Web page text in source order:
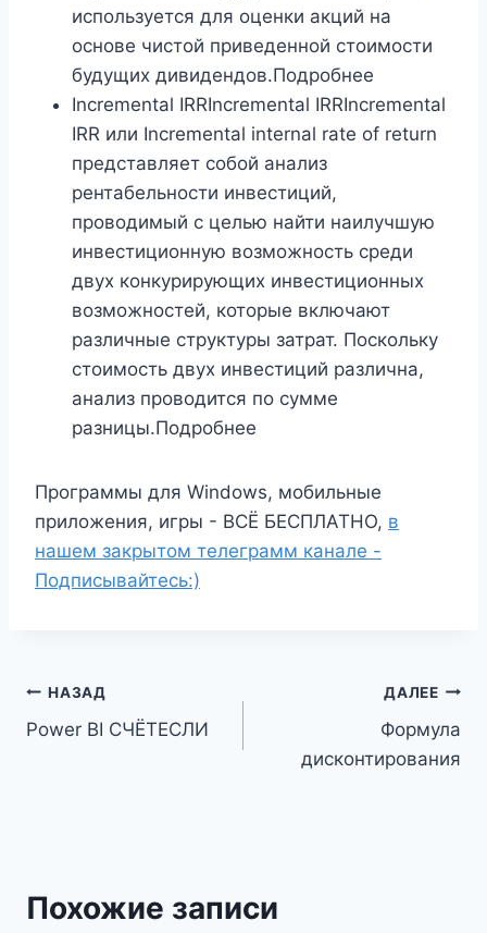
используется для оценки акций на
основе чистой приведенной стоимости
будущих дивидендов.Подробнее
Incremental IRRIncremental IRRIncremental
IRR или Incremental internal rate of return
представляет собой анализ
рентабельности инвестиций,
проводимый с целью найти наилучшую
инвестиционную возможность среди
двух конкурирующих инвестиционных
возможностей, которые включают
различные структуры затрат. Поскольку
стоимость двух инвестиций различна,
анализ проводится по сумме
разницы.Подробнее
Программы для Windows, мобильные
приложения, игры - ВСЁ БЕСПЛАТНО, в
нашем закрытом телеграмм канале -
Подписывайтесь:)
Навигация
по
НАЗАД
Power BI СЧЁТЕСЛИ
ДАЛЕЕ
Формула
дисконтирования
Похожие записи